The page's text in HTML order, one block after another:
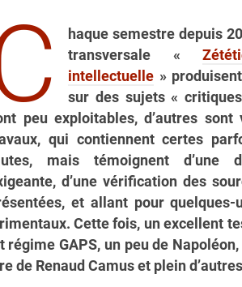
haque semestre depuis
transversale «
intellectuelle »
sur des sujets «
peu exploitables, d’autres
qui contiennent certes
mais témoignent d’une
d’une vérification des
et allant pour quelques-
Cette fois, un excellent
régime GAPS, un peu de
de Renaud Camus et plein